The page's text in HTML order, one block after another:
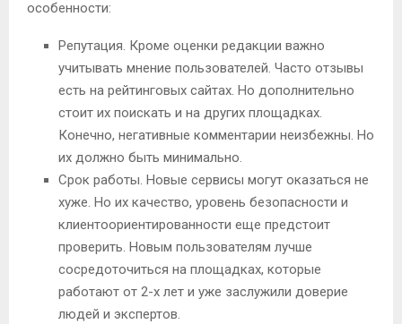
особенности:
Репутация. Кроме оценки редакции важно
учитывать мнение пользователей. Часто отзывы
есть на рейтинговых сайтах. Но дополнительно
стоит их поискать и на других площадках.
Конечно, негативные комментарии неизбежны. Но
их должно быть минимально.
Срок работы. Новые сервисы могут оказаться не
хуже. Но их качество, уровень безопасности и
клиентоориентированности еще предстоит
проверить. Новым пользователям лучше
сосредоточиться на площадках, которые
работают от 2-х лет и уже заслужили доверие
людей и экспертов.